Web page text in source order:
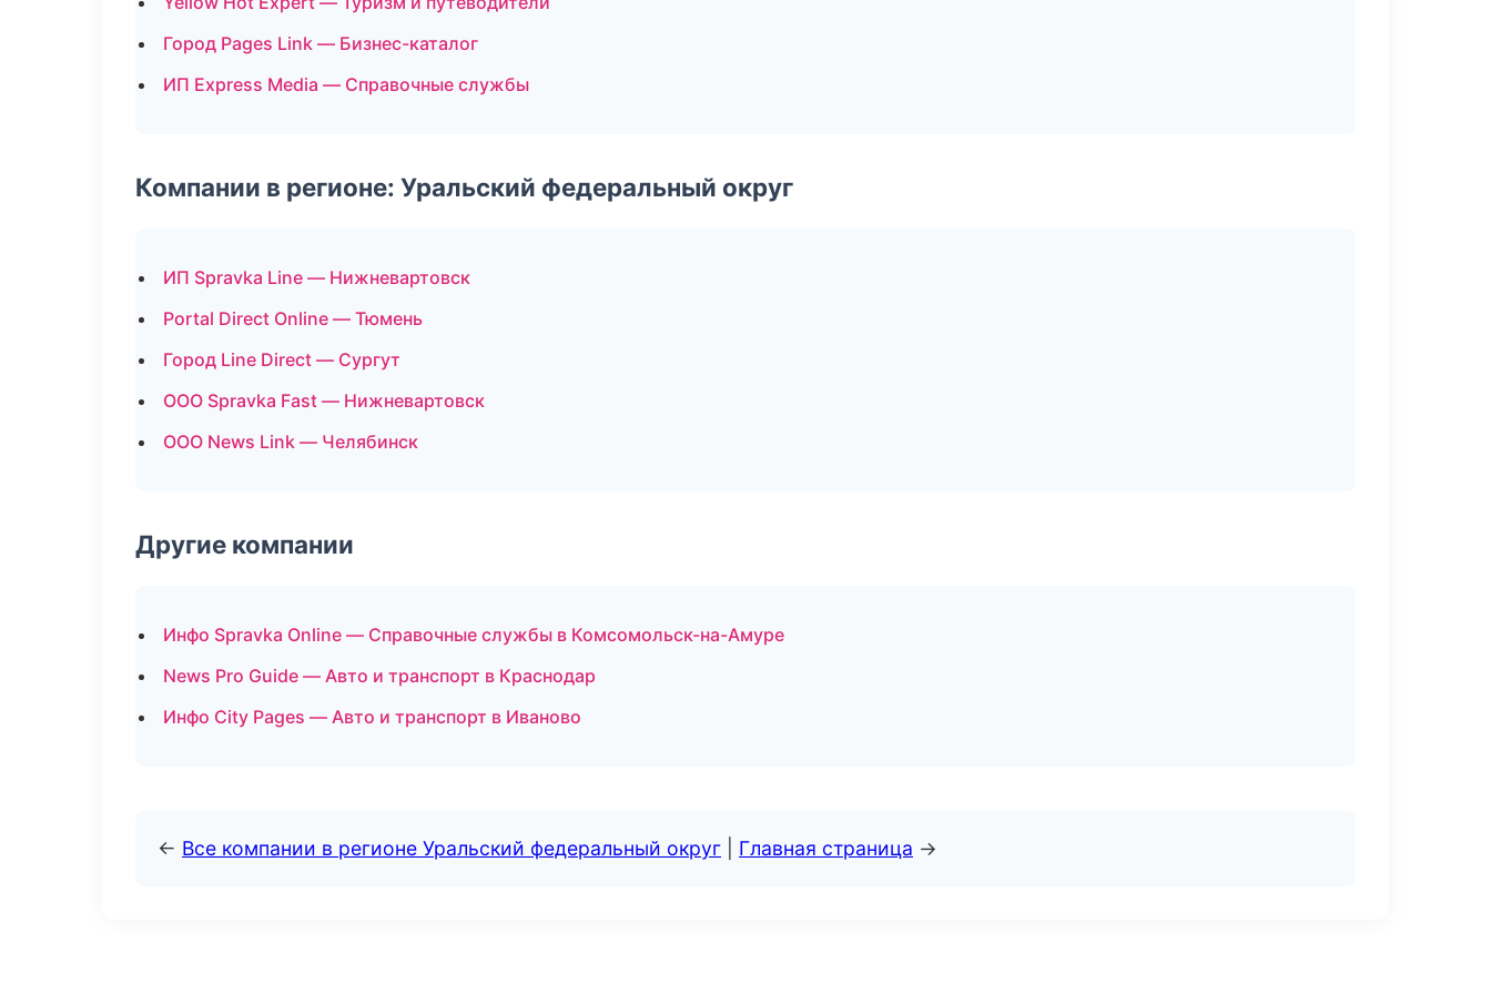
Город Pages Link — Бизнес-каталог
ИП Express Media — Справочные службы
Компании в регионе: Уральский федеральный округ
ИП Spravka Line — Нижневартовск
Portal Direct Online — Тюмень
Город Line Direct — Сургут
ООО Spravka Fast — Нижневартовск
ООО News Link — Челябинск
Другие компании
Инфо Spravka Online — Справочные службы в Комсомольск-на-Амуре
News Pro Guide — Авто и транспорт в Краснодар
Инфо City Pages — Авто и транспорт в Иваново
← Все компании в регионе Уральский федеральный округ Главная страница →